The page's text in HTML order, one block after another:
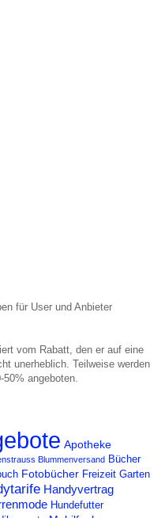
für User und Anbieter
vom Rabatt, den er auf eine
unerheblich. Teilweise werden
50% angeboten.
Apotheke
Blummenversand Bücher
Fotobücher Freizeit Garten
Handyvertrag
Hundefutter